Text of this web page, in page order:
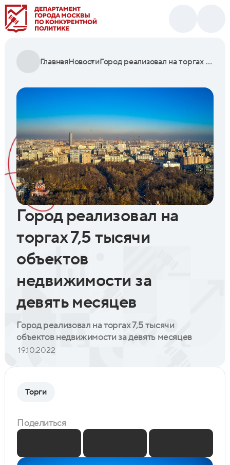
ГлавнаяНовости Город реализовал на торгах 7,5 тысячи объектов недвижимости за девять месяцев
Город реализовал на
торгах 7,5 тысячи
объектов
недвижимости за
девять месяцев
Город реализовал на торгах 7,5 тысячи
объектов недвижимости за девять месяцев
19.10.2022
Торги
Поделиться